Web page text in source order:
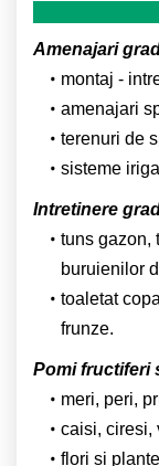
Amenajari
montaj -
amenajari
terenuri de
sisteme
Intretinere
tuns gazon,
buruienilor
toaletat
frunze.
Pomi fructiferi
meri, peri,
caisi, ciresi,
flori si